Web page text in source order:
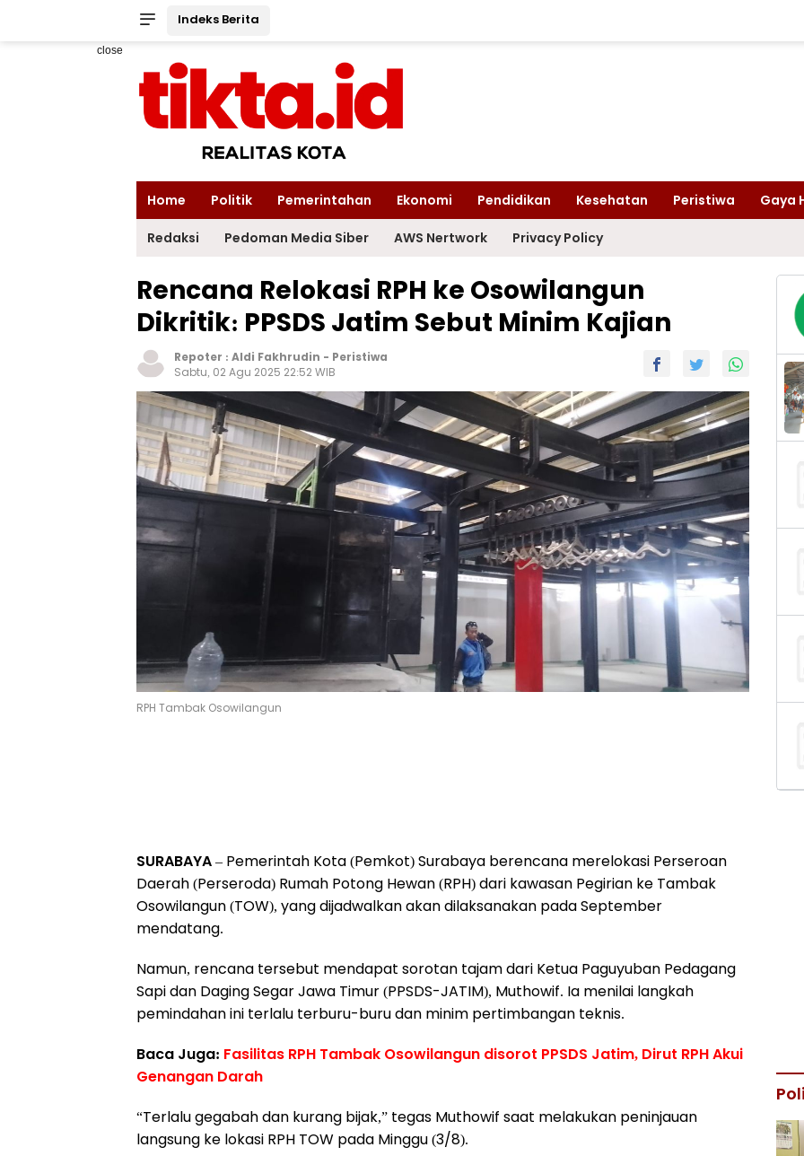
Indeks Berita
close
Home Politik Pemerintahan Ekonomi Pendidikan Kesehatan Peristiwa Gaya
Redaksi Pedoman Media Siber AWS Nertwork Privacy Policy
Rencana Relokasi RPH ke Osowilangun
Dikritik: PPSDS Jatim Sebut Minim Kajian
Repoter : Aldi Fakhrudin - Peristiwa
Sabtu, 02 Agu 2025 22:52 WIB
RPH Tambak Osowilangun
SURABAYA– Pemerintah Kota (Pemkot) Surabaya berencana merelokasi Perseroan
Daerah (Perseroda) Rumah Potong Hewan (RPH) dari kawasan Pegirian ke Tambak
Osowilangun (TOW), yang dijadwalkan akan dilaksanakan pada September
mendatang.
Namun, rencana tersebut mendapat sorotan tajam dari Ketua Paguyuban Pedagang
Sapi dan Daging Segar Jawa Timur (PPSDS-JATIM), Muthowif. Ia menilai langkah
pemindahan ini terlalu terburu-buru dan minim pertimbangan teknis.
Baca Juga: Fasilitas RPH Tambak Osowilangun disorot PPSDS Jatim, Dirut RPH Akui
Genangan Darah
“Terlalu gegabah dan kurang bijak,” tegas Muthowif saat melakukan peninjauan
langsung ke lokasi RPH TOW pada Minggu (3/8).